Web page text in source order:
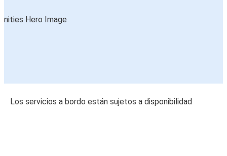
Los servicios a bordo están sujetos a disponibilidad